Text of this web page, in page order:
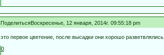
ПоделитьсяВоскресенье, 12 января, 2014г. 09:55:18 pm
это первое цветение, после высадки они хорошо разветвлялись
0